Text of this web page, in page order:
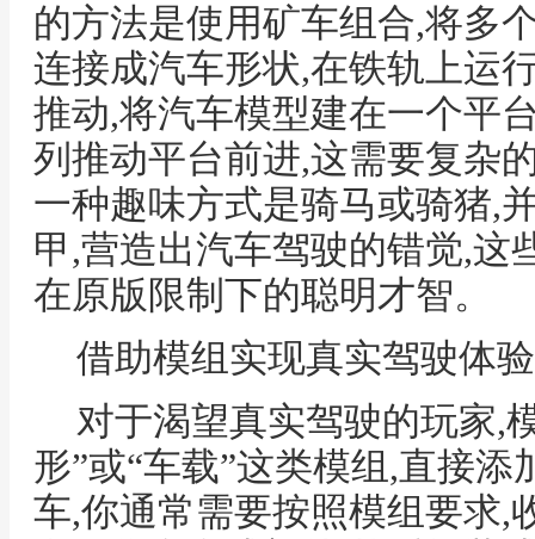
的方法是使用矿车组合,将多
连接成汽车形状,在铁轨上运
推动,将汽车模型建在一个平
列推动平台前进,这需要复杂
一种趣味方式是骑马或骑猪,
甲,营造出汽车驾驶的错觉,这
在原版限制下的聪明才智。
借助模组实现真实驾驶体验
对于渴望真实驾驶的玩家,
形”或“车载”这类模组,直接
车,你通常需要按照模组要求,